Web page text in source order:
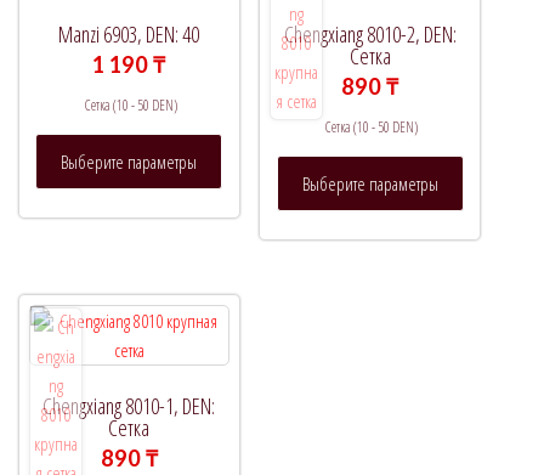
Manzi 6903, DEN: 40
1 190₸
Сетка (10 - 50 DEN)
Выберите параметры
можно
на
Chengxiang 8010-2, DEN:
Сетка
890₸
Сетка (10 - 50 DEN)
Выберите параметры
Этот
Chengxiang 8010-1, DEN:
Сетка
890₸